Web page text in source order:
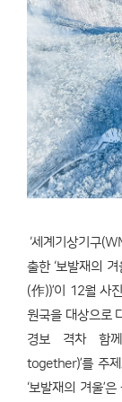
‘세계기상기구
출한 ‘보발재의
(作))’이 12월 사
원국을 대상으로
경보 격차 함
together)’를 주
‘보발재의 겨울’